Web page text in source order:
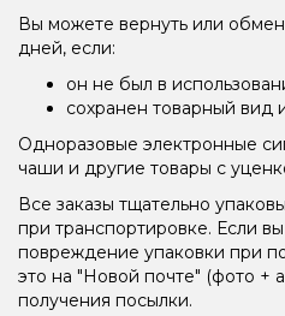
Вы можете вернуть или
дней, если:
он не был в
сохранен товарный вид
Одноразовые электронные
чаши и другие товары с
Все заказы тщательно
при транспортировке. Если
повреждение упаковки при
это на "Новой почте" (фото +
получения посылки.